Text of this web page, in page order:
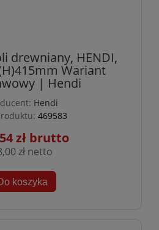
drewniany, HENDI,
Wariant
| Hendi
Hendi
469583
zł
zł
koszyka